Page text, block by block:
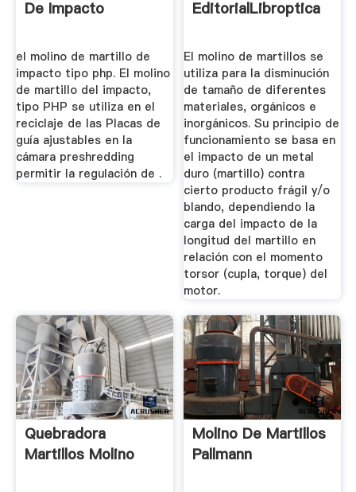
De Impacto
el molino de martillo de
impacto tipo php. El molino
de martillo del impacto,
tipo PHP se utiliza en el
reciclaje de las Placas de
guía ajustables en la
cámara preshredding
permitir la regulación de .
EditorialLibroptica
El molino de martillos se
utiliza para la disminución
de tamaño de diferentes
materiales, orgánicos e
inorgánicos. Su principio de
funcionamiento se basa en
el impacto de un metal
duro (martillo) contra
cierto producto frágil y/o
blando, dependiendo la
carga del impacto de la
longitud del martillo en
relación con el momento
torsor (cupla, torque) del
motor.
Quebradora
Martillos Molino
Molino De Martillos
Pallmann